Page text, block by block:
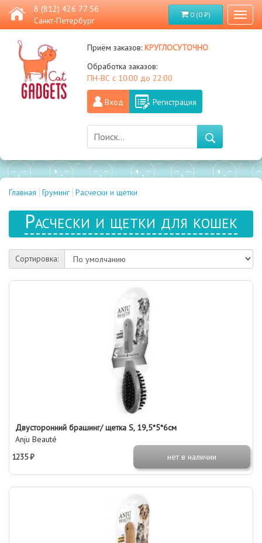
8 (812) 426 77 56
Санкт-Петербург
0 (0 ₽)
Приём заказов:круглосуточно
Обработка заказов:
ПН-ВС с 10:00 до 22:00
Вход Регистрация
Главная Груминг Расчески и щетки
Расчески и щетки для кошек
Сортировка:
Двусторонний брашинг/ щетка S, 19,5*5*6см
Anju Beauté
1235 ₽
нет в наличии